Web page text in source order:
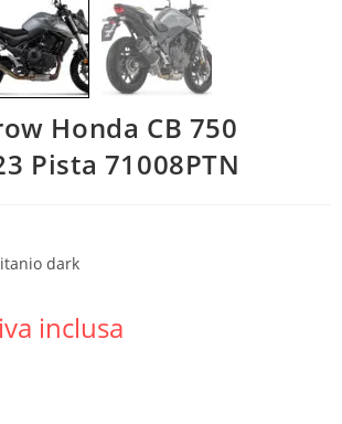
Honda CB 750
Pista 71008PTN
dark
iva inclusa